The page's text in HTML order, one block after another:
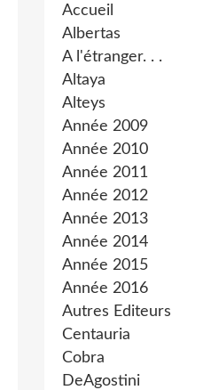
Accueil
Albertas
A l'étranger. . .
Altaya
Alteys
Année 2009
Année 2010
Année 2011
Année 2012
Année 2013
Année 2014
Année 2015
Année 2016
Autres Editeurs
Centauria
Cobra
DeAgostini